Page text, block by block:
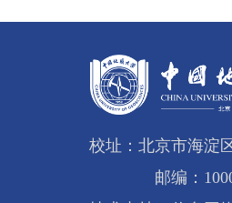
校址：北京市海淀
邮编：